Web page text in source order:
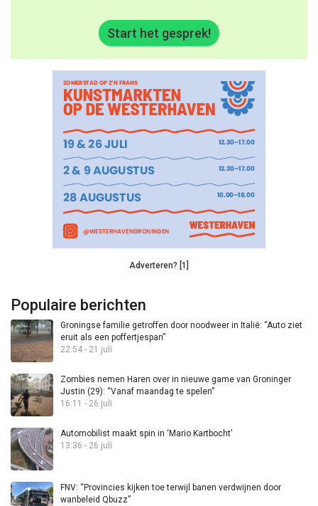
Start het gesprek!
Adverteren? [1]
Populaire berichten
Groningse familie getroffen door noodweer in Italië: “Auto ziet
eruit als een poffertjespan”
22:54 - 21 juli
Zombies nemen Haren over in nieuwe game van Groninger
Justin (29): “Vanaf maandag te spelen”
16:11 - 26 juli
Automobilist maakt spin in ‘Mario Kartbocht’
13:36 - 26 juli
FNV: “Provincies kijken toe terwijl banen verdwijnen door
wanbeleid Qbuzz”